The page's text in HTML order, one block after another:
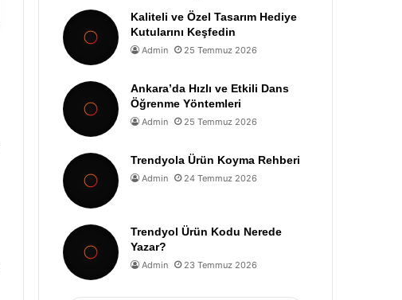
Kaliteli ve Özel Tasarım Hediye
Kutularını Keşfedin
Admin 25 Temmuz 2026
Ankara’da Hızlı ve Etkili Dans
Öğrenme Yöntemleri
Admin 25 Temmuz 2026
Trendyola Ürün Koyma Rehberi
Admin 24 Temmuz 2026
Trendyol Ürün Kodu Nerede
Yazar?
Admin 23 Temmuz 2026